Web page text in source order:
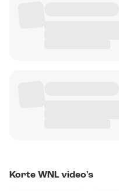
Korte WNL video's